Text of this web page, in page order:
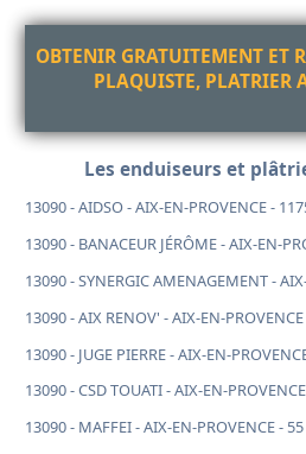
OBTENIR GRATUITEMENT ET
PLAQUISTE, PLATRIER
Les enduiseurs et
13090 - AIDSO - AIX-EN-PROVENCE -
13090 - BANACEUR JÉRÔME - AIX-EN-
13090 - SYNERGIC AMENAGEMENT -
13090 - AIX RENOV' - AIX-EN-
13090 - JUGE PIERRE - AIX-EN-
13090 - CSD TOUATI - AIX-EN-
13090 - MAFFEI - AIX-EN-PROVENCE -